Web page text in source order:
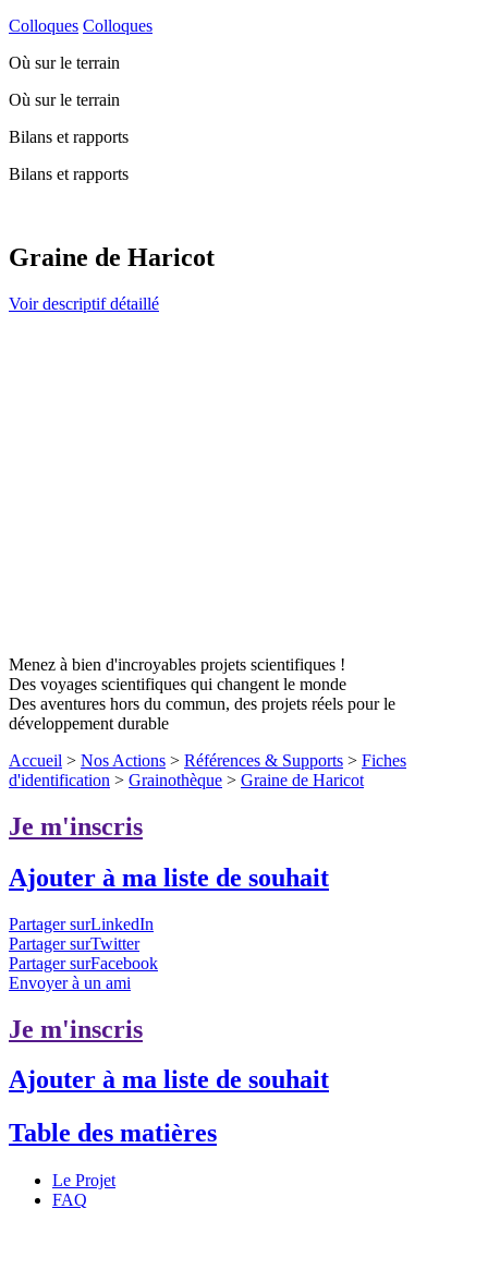
Colloques Colloques
Où sur le terrain
Où sur le terrain
Bilans et rapports
Bilans et rapports
Graine de Haricot
Voir descriptif détaillé
Menez à bien d'incroyables projets scientifiques !
Des voyages scientifiques qui changent le monde
Des aventures hors du commun, des projets réels pour le
développement durable
Accueil > Nos Actions > Références & Supports > Fiches
d'identification > Grainothèque > Graine de Haricot
Je m'inscris
Ajouter à ma liste de souhait
Partager surLinkedIn
Partager surTwitter
Partager surFacebook
Envoyer à un ami
Je m'inscris
Ajouter à ma liste de souhait
Table des matières
Le Projet
FAQ